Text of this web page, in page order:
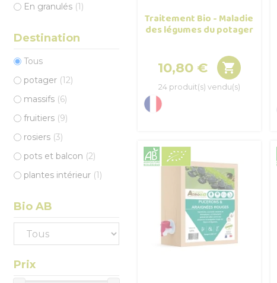
En granulés (1)
Destination
Tous
potager (12)
massifs (6)
fruitiers (9)
rosiers (3)
pots et balcon (2)
plantes intérieur (1)
Bio AB
Prix
Traitement Bio - Maladie
des légumes du potager
Prix
10,80 € 
24 produit(s) vendu(s)